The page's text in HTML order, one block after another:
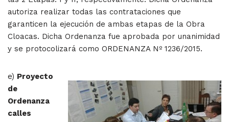
autoriza realizar todas las contrataciones que
garanticen la ejecución de ambas etapas de la Obra
Cloacas. Dicha Ordenanza fue aprobada por unanimidad
y se protocolizará como ORDENANZA Nº 1236/2015.
e) Proyecto
de
Ordenanza
calles